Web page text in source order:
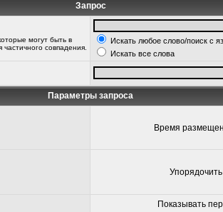
Запрос
могут быть в
совпадения.
Искать любое слово/поиск с
Искать все слова
Параметры запроса
Время
Показывать